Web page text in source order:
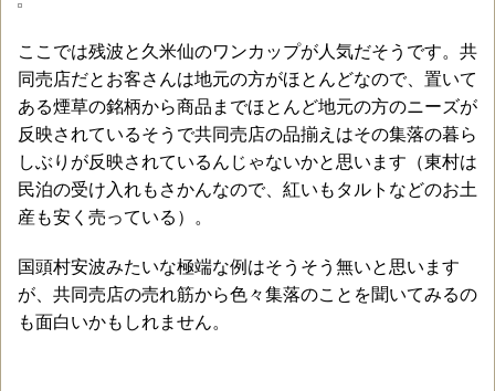
ここでは残波と久米仙のワンカップが人気だそうです。共
同売店だとお客さんは地元の方がほとんどなので、置いて
ある煙草の銘柄から商品までほとんど地元の方のニーズが
反映されているそうで共同売店の品揃えはその集落の暮ら
しぶりが反映されているんじゃないかと思います（東村は
民泊の受け入れもさかんなので、紅いもタルトなどのお土
産も安く売っている）。
国頭村安波みたいな極端な例はそうそう無いと思います
が、共同売店の売れ筋から色々集落のことを聞いてみるの
も面白いかもしれません。